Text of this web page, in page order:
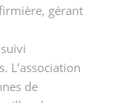
gérant
L’association
de